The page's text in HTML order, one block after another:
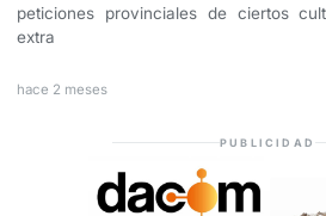
peticiones provinciales de ciertos
extra
hace 2 meses
PUBLICIDAD